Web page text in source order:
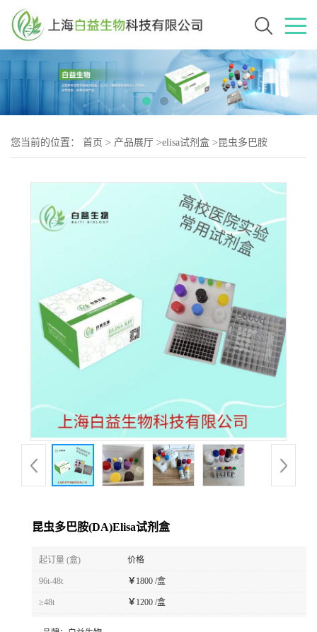
您当前的位置： 首页 > 产品展厅 >elisa试剂盒 > 昆虫多巴胺
昆虫多巴胺(DA)Elisa试剂盒
起订量 (盒) 价格
96t-48t ￥ 1800 /盒
≥48t ￥ 1200 /盒